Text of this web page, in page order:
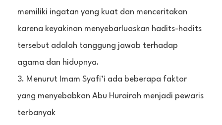
memiliki ingatan yang kuat dan menceritakan
karena keyakinan menyebarluaskan hadits-hadits
tersebut adalah tanggung jawab terhadap
agama dan hidupnya.
Menurut Imam Syafi’i ada beberapa faktor
yang menyebabkan Abu Hurairah menjadi pewaris
terbanyak